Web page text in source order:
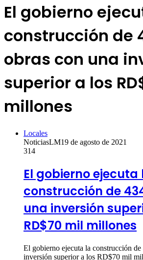
El gobierno
construcción de
obras con una
superior a los
millones
Locales
NoticiasLM19 de agosto de 2021
314
El gobierno ejecuta
construcción de
una inversión
RD$70 mil millones
El gobierno ejecuta la construcción de
inversión superior a los RD$70 mil